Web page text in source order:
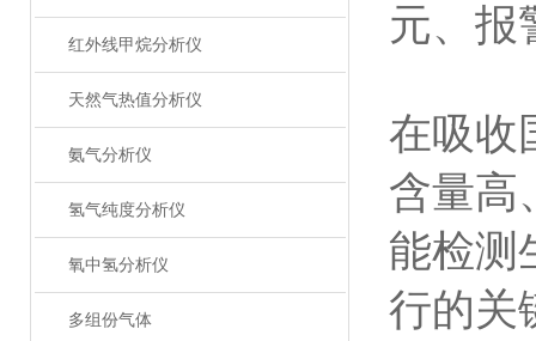
红外线甲烷分析仪
天然气热值分析仪
氨气分析仪
氢气纯度分析仪
氧中氢分析仪
多组份气体
元、报
在吸收
含量高
能检测
行的关